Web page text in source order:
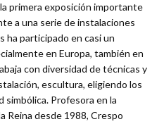
primera exposición importante
a una serie de instalaciones
ha participado en casi un
en Europa, también en
con diversidad de técnicas y
escultura, eligiendo los
simbólica. Profesora en la
Reina desde 1988, Crespo